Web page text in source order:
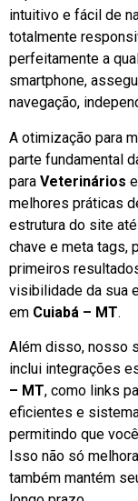
intuitivo e fácil de
totalmente
perfeitamente a
smartphone,
navegação,
A otimização para
parte fundamental
para Veterinários
melhores práticas
estrutura do site
chave e meta tags,
primeiros
visibilidade da sua
em Cuiabá – MT.
Além disso, nosso
inclui integrações
– MT, como links
eficientes e
permitindo que
Isso não só
também mantém